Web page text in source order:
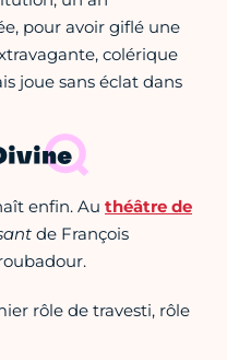
pour avoir giflé une
colérique
joue sans éclat dans
enfin. Au théâtre de
de François
rôle de travesti, rôle